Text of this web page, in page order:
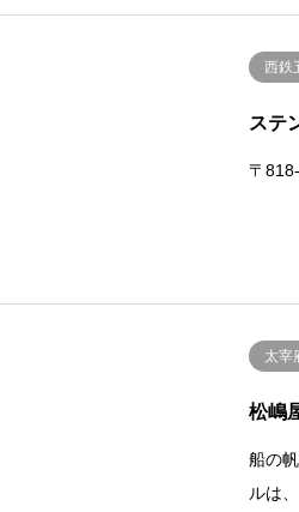
西鉄
ステ
〒
太宰
松嶋
船の
ルは